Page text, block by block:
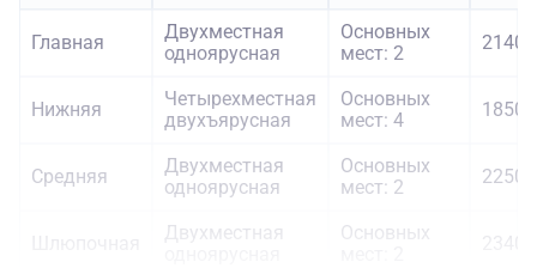
Главная
Двухместная
одноярусная
Основных
мест: 2
Нижняя
Четырехместная
двухъярусная
Основных
мест: 4
Средняя
Двухместная
одноярусная
Основных
мест: 2
Двухместная
Основных